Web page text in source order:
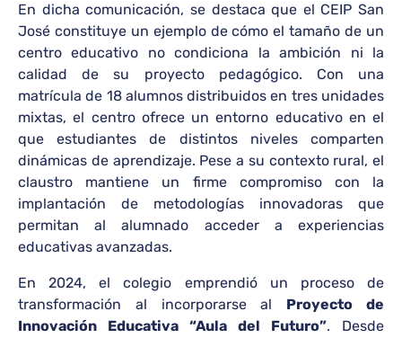
En dicha comunicación, se destaca que el CEIP San
José constituye un ejemplo de cómo el tamaño de un
centro educativo no condiciona la ambición ni la
calidad de su proyecto pedagógico. Con una
matrícula de 18 alumnos distribuidos en tres unidades
mixtas, el centro ofrece un entorno educativo en el
que estudiantes de distintos niveles comparten
dinámicas de aprendizaje. Pese a su contexto rural, el
claustro mantiene un firme compromiso con la
implantación de metodologías innovadoras que
permitan al alumnado acceder a experiencias
educativas avanzadas.
En 2024, el colegio emprendió un proceso de
transformación al incorporarse al Proyecto de
Innovación Educativa “Aula del Futuro”. Desde